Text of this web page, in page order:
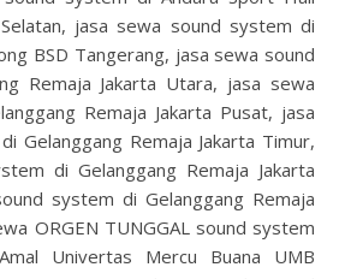
jasa sewa sound system di
BSD Tangerang, jasa sewa sound
Remaja Jakarta Utara, jasa sewa
Remaja Jakarta Pusat, jasa
Gelanggang Remaja Jakarta Timur,
di Gelanggang Remaja Jakarta
system di Gelanggang Remaja
ORGEN TUNGGAL sound system
Univertas Mercu Buana UMB